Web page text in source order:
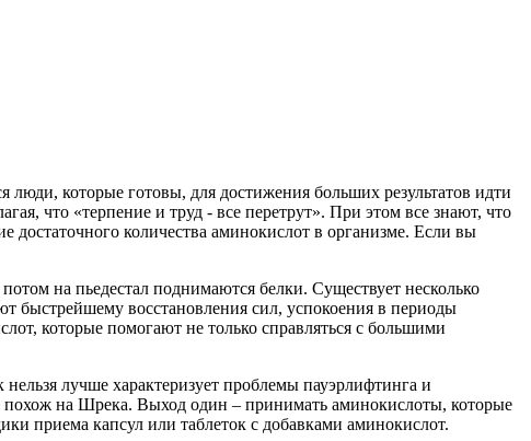
люди, которые готовы, для достижения больших результатов идти
что «терпение и труд - все перетрут». При этом все знают, что
количества аминокислот в организме. Если вы
на пьедестал поднимаются белки. Существует несколько
быстрейшему восстановления сил, успокоения в периоды
которые помогают не только справляться с большими
лучше характеризует проблемы пауэрлифтинга и
на Шрека. Выход один – принимать аминокислоты, которые
приема капсул или таблеток с добавками аминокислот.